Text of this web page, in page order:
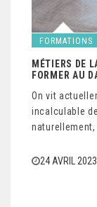
FORMATIONS
MÉTIERS DE
FORMER AU
On vit
incalculable
naturellement,
24 AVRIL 2023